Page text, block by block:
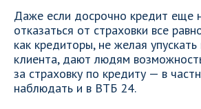
Даже если досрочно кредит еще
отказаться от страховки все
как кредиторы, не желая
клиента, дают людям
за страховку по кредиту — в
наблюдать и в ВТБ 24.